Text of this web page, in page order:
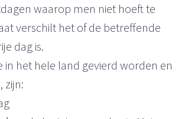
waarop men niet hoeft te
verschilt het of de betreffende
dag is.
in het hele land gevierd worden en
zijn: